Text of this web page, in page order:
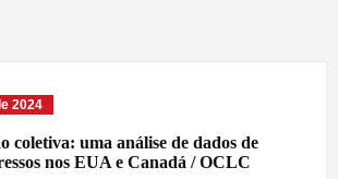
2024
coletiva: uma análise de dados de
nos EUA e Canadá / OCLC